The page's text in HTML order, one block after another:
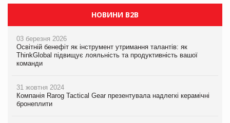
НОВИНИ B2B
03 березня 2026
Освітній бенефіт як інструмент утримання талантів: як
ThinkGlobal підвищує лояльність та продуктивність вашої
команди
31 жовтня 2024
Компанія Rarog Tactical Gear презентувала надлегкі керамічні
бронеплити